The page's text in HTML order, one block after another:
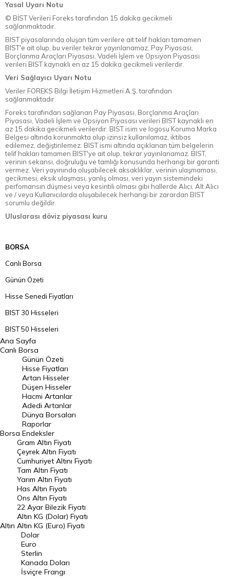
Yasal Uyarı Notu
© BİST Verileri Foreks tarafından 15 dakika gecikmeli
sağlanmaktadır.
BIST piyasalarında oluşan tüm verilere ait telif hakları tamamen
BIST'e ait olup, bu veriler tekrar yayınlanamaz. Pay Piyasası,
Borçlanma Araçları Piyasası, Vadeli İşlem ve Opsiyon Piyasası
verileri BIST kaynaklı en az 15 dakika gecikmeli verilerdir.
Veri Sağlayıcı Uyarı Notu
Veriler FOREKS Bilgi İletişim Hizmetleri A.Ş. tarafından
sağlanmaktadır.
Foreks tarafından sağlanan Pay Piyasası, Borçlanma Araçları
Piyasası, Vadeli İşlem ve Opsiyon Piyasası verileri BIST kaynaklı en
az 15 dakika gecikmeli verilerdir. BIST isim ve logosu Koruma Marka
Belgesi altında korunmakta olup izinsiz kullanılamaz, iktibas
edilemez, değiştirilemez. BIST ismi altında açıklanan tüm belgelerin
telif hakları tamamen BIST'ye ait olup, tekrar yayınlanamaz. BIST,
verinin sekansı, doğruluğu ve tamlığı konusunda herhangi bir garanti
vermez. Veri yayınında oluşabilecek aksaklıklar, verinin ulaşmaması,
gecikmesi, eksik ulaşması, yanlış olması, veri yayın sistemindeki
perfomansın düşmesi veya kesintili olması gibi hallerde Alıcı, Alt Alıcı
ve / veya Kullanıcılarda oluşabilecek herhangi bir zarardan BIST
sorumlu değildir.
Uluslarası döviz piyasası kuru
BORSA
Canlı Borsa
Günün Özeti
Hisse Senedi Fiyatları
BIST 30 Hisseleri
BIST 50 Hisseleri
BIST 100 Hisseleri
En Çok Artan Hisseler
En Çok Düşen Hisseler
Hacmi Artanlar
Geçmiş Kapanışlar
Dünya Borsaları
Raporlar
Endeksler
DÖVİZ
Döviz Kuru
Dolar Kuru
Euro Kuru
Pound Kuru
Frank Kuru
Ana Sayfa
Canlı Borsa
Borsa
Günün Özeti
Hisse Fiyatları
Artan Hisseler
Düşen Hisseler
Hacmi Artanlar
Adedi Artanlar
Dünya Borsaları
Raporlar
Endeksler
Altın
Gram Altın Fiyatı
Çeyrek Altın Fiyatı
Cumhuriyet Altını Fiyatı
Tam Altın Fiyatı
Yarım Altın Fiyatı
Has Altın Fiyatı
Ons Altın Fiyatı
22 Ayar Bilezik Fiyatı
Altın KG (Dolar) Fiyatı
Altın KG (Euro) Fiyatı
Dolar
Euro
Sterlin
Kanada Doları
İsviçre Frangı